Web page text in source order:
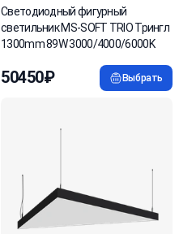
Cветодиодный фигурный
светильник MS-SOFT TRIO Трингл
1300mm 89W 3000/4000/6000K
50450₽ Выбрать